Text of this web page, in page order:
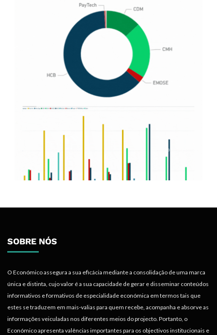
SOBRE NÓS
O Económico assegura a sua eficácia mediante a consolidação de uma marca
única e distinta, cujo valor é a sua capacidade de gerar e disseminar conteúdos
informativos e formativos de especialidade económica em termos tais que
estes se traduzem em mais-valias para quem recebe, acompanha e absorve as
informações veiculadas nos diferentes meios do projecto. Portanto, o
Económico apresenta valências importantes para os objectivos institucionais e